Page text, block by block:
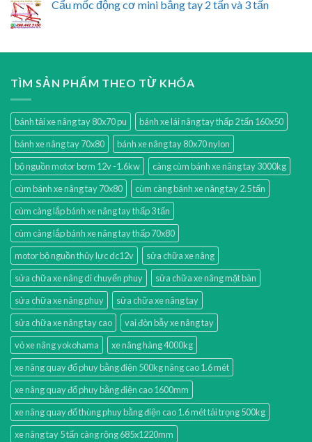
Cẩu mốc động cơ mini bằng tay 2 tấn và 3 tấn
TÌM SẢN PHẨM THEO TỪ KHÓA
bánh tải xe nâng tay 80x70 pu
bánh xe lái nâng tay thấp 2 tấn 160x50
bánh xe nâng tay 70x80
bánh xe nâng tay 80x70 nylon
bộ nguồn motor bơm 12v -1.6kw
càng cùm bánh xe nâng tay 3000kg
cùm bánh xe nâng tay 70x80
cùm càng bánh xe nâng tay 2.5 tấn
cùm càng lắp bánh xe nâng tay thấp 3 tấn
cùm càng lắp bánh xe nâng tay thấp 70x80
motor bộ nguồn thủy lực dc12v
sửa chữa xe nâng
sửa chữa xe nâng di chuyển phuy
sửa chữa xe nâng mặt bàn
sửa chữa xe nâng phuy
sửa chữa xe nâng tay
sửa chữa xe nâng tay cao
vai đòn bẫy xe nâng tay
vỏ xe nâng yokohama
xe nâng hàng 4000kg
xe nâng quay đổ phuy bằng điện 500kg nâng cao 1.6 mét
xe nâng quay đổ phuy bằng điện cao 1600mm
xe nâng quay đổ thùng phuy bằng điện cao 1.6 mét tải trọng 500kg
xe nâng tay 5 tấn càng rộng 685x1220mm